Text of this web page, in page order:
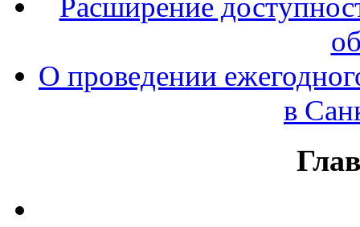
Расширение
О проведении
в